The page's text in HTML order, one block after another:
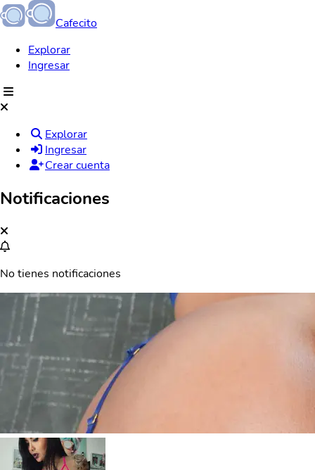
Cafecito
Explorar
Ingresar
Explorar
Ingresar
Crear cuenta
Notificaciones
No tienes notificaciones